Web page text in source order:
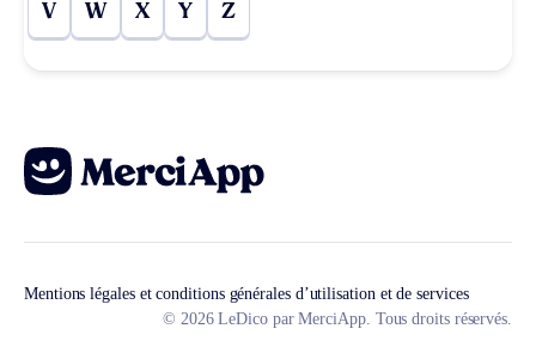
V W X Y Z
Mentions légales et conditions générales d’utilisation et de services
© 2026 LeDico par MerciApp. Tous droits réservés.